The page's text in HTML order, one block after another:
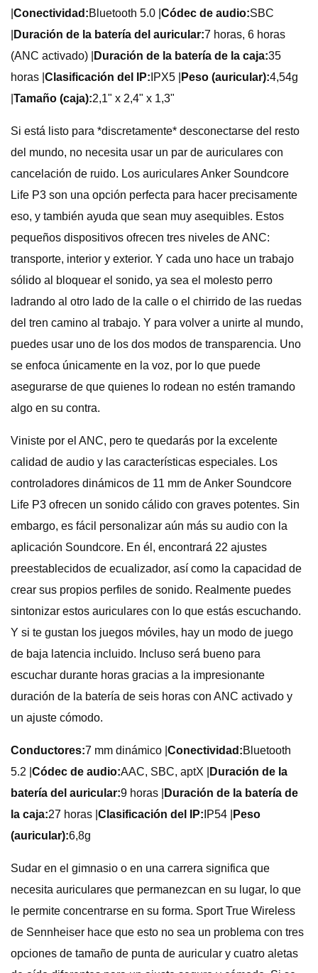
Conectividad:Bluetooth 5.0 | Códec de audio:SBC
Duración de la batería del auricular:7 horas, 6 horas
(ANC activado) |
Duración de la batería de la caja:35
horas | Clasificación del IP: IPX5 | Peso (auricular):4,54g
Tamaño (caja):2,1" x 2,4" x 1,3"
Si está listo para *discretamente* desconectarse del resto
del mundo, no necesita usar un par de auriculares con
cancelación de ruido. Los auriculares Anker Soundcore
Life P3 son una opción perfecta para hacer precisamente
eso, y también ayuda que sean muy asequibles. Estos
pequeños dispositivos ofrecen tres niveles de ANC:
transporte, interior y exterior. Y cada uno hace un trabajo
sólido al bloquear el sonido, ya sea el molesto perro
ladrando al otro lado de la calle o el chirrido de las ruedas
del tren camino al trabajo. Y para volver a unirte al mundo,
puedes usar uno de los dos modos de transparencia. Uno
se enfoca únicamente en la voz, por lo que puede
asegurarse de que quienes lo rodean no estén tramando
algo en su contra.
Viniste por el ANC, pero te quedarás por la excelente
calidad de audio y las características especiales. Los
controladores dinámicos de 11 mm de Anker Soundcore
Life P3 ofrecen un sonido cálido con graves potentes. Sin
embargo, es fácil personalizar aún más su audio con la
aplicación Soundcore. En él, encontrará 22 ajustes
preestablecidos de ecualizador, así como la capacidad de
crear sus propios perfiles de sonido. Realmente puedes
sintonizar estos auriculares con lo que estás escuchando.
Y si te gustan los juegos móviles, hay un modo de juego
de baja latencia incluido. Incluso será bueno para
escuchar durante horas gracias a la impresionante
duración de la batería de seis horas con ANC activado y
un ajuste cómodo.
Conductores:7 mm dinámico | Conectividad:Bluetooth
5.2 | Códec de audio:AAC, SBC, aptX |
Duración de la
batería del auricular:9 horas |
Duración de la batería de
la caja:27 horas | Clasificación del IP: IP54 |
Peso
(auricular):6,8g
Sudar en el gimnasio o en una carrera significa que
necesita auriculares que permanezcan en su lugar, lo que
le permite concentrarse en su forma. Sport True Wireless
de Sennheiser hace que esto no sea un problema con tres
opciones de tamaño de punta de auricular y cuatro aletas